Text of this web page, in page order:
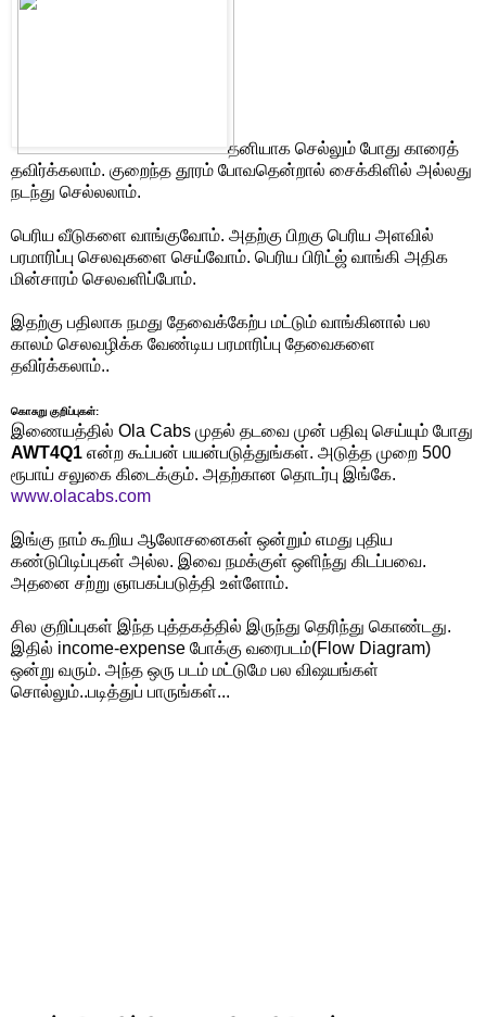
தனியாக செல்லும் போது காரைத்
தவிர்க்கலாம். குறைந்த தூரம் போவதென்றால் சைக்கிளில் அல்லது
நடந்து செல்லலாம்.
பெரிய வீடுகளை வாங்குவோம். அதற்கு பிறகு பெரிய அளவில்
பரமாரிப்பு செலவுகளை செய்வோம். பெரிய பிரிட்ஜ் வாங்கி அதிக
மின்சாரம் செலவளிப்போம்.
இதற்கு பதிலாக நமது தேவைக்கேற்ப மட்டும் வாங்கினால் பல
காலம் செலவழிக்க வேண்டிய பரமாரிப்பு தேவைகளை
தவிர்க்கலாம்..
கொசுறு குறிப்புகள்:
இணையத்தில் Ola Cabs முதல் தடவை முன் பதிவு செய்யும் போது
AWT4Q1 என்ற கூப்பன் பயன்படுத்துங்கள். அடுத்த முறை 500
ரூபாய் சலுகை கிடைக்கும். அதற்கான தொடர்பு இங்கே.
www.olacabs.com
இங்கு நாம் கூறிய ஆலோசனைகள் ஒன்றும் எமது புதிய
கண்டுபிடிப்புகள் அல்ல. இவை நமக்குள் ஒளிந்து கிடப்பவை.
அதனை சற்று ஞாபகப்படுத்தி உள்ளோம்.
சில குறிப்புகள் இந்த புத்தகத்தில் இருந்து தெரிந்து கொண்டது.
இதில் income-expense போக்கு வரைபடம்(Flow Diagram)
ஒன்று வரும். அந்த ஒரு படம் மட்டுமே பல விஷயங்கள்
சொல்லும்..படித்துப் பாருங்கள்...